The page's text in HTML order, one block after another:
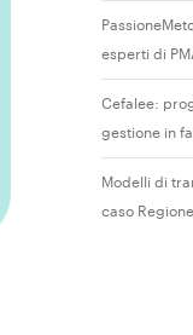
esperti di
Cefalee:
gestione in
Modelli di
caso